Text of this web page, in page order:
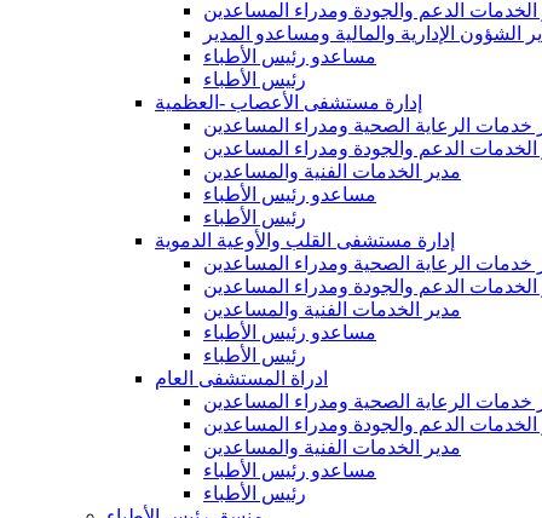
الخدمات الدعم والجودة ومدراء المساعدين
الشؤون الإدارية والمالية ومساعدو المدير
مساعدو رئيس الأطباء
رئيس الأطباء
إدارة مستشفى الأعصاب -العظمية
خدمات الرعاية الصحية ومدراء المساعدين
الخدمات الدعم والجودة ومدراء المساعدين
مدير الخدمات الفنية والمساعدين
مساعدو رئيس الأطباء
رئيس الأطباء
إدارة مستشفى القلب والأوعية الدموية
خدمات الرعاية الصحية ومدراء المساعدين
الخدمات الدعم والجودة ومدراء المساعدين
مدير الخدمات الفنية والمساعدين
مساعدو رئيس الأطباء
رئيس الأطباء
ادراة المستشفى العام
خدمات الرعاية الصحية ومدراء المساعدين
الخدمات الدعم والجودة ومدراء المساعدين
مدير الخدمات الفنية والمساعدين
مساعدو رئيس الأطباء
رئيس الأطباء